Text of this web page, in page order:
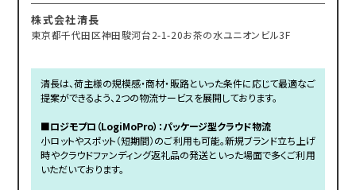
株式会社清長
東京都千代田区神田駿河台2-1-20お茶の水ユニオンビル3F
清長は、荷主様の規模感・商材・販路といった条件に応じて最適なご
提案ができるよう、2つの物流サービスを展開しております。
■ロジモプロ（LogiMoPro）：パッケージ型クラウド物流
小ロットやスポット（短期間）のご利用も可能。新規ブランド立ち上げ
時やクラウドファンディング返礼品の発送といった場面で多くご利用
いただいております。